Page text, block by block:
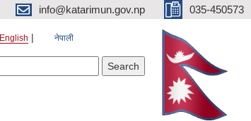
info@katarimun.gov.np 035-450573
English नेपाली